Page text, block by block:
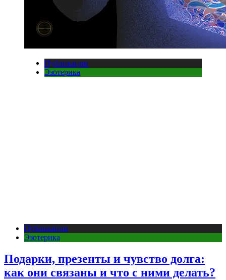
Публикации
Эзотерика
Публикации
Эзотерика
Подарки, презенты и чувство долга:
как они связаны и что с ними делать?